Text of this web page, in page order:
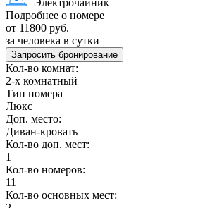
Электрочайник
Подробнее о номере
от 11800 руб.
за человека в сутки
Запросить бронирование
Кол-во комнат:
2-х комнатный
Тип номера
Люкс
Доп. место:
Диван-кровать
Кол-во доп. мест:
1
Кол-во номеров:
11
Кол-во основных мест: